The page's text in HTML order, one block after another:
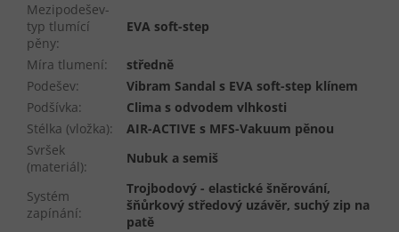
Mezipodešev-
typ tlumící
pěny:
EVA soft-step
Míra tlumení:
středně
Podešev:
Vibram Sandal s EVA soft-step klínem
Podšívka:
Clima s odvodem vlhkosti
Stélka (vložka):
AIR-ACTIVE s MFS-Vakuum pěnou
Svršek
(materiál):
Nubuk a semiš
Systém
zapínání:
Trojbodový - elastické šněrování,
šňůrkový středový uzávěr, suchý zip na
patě